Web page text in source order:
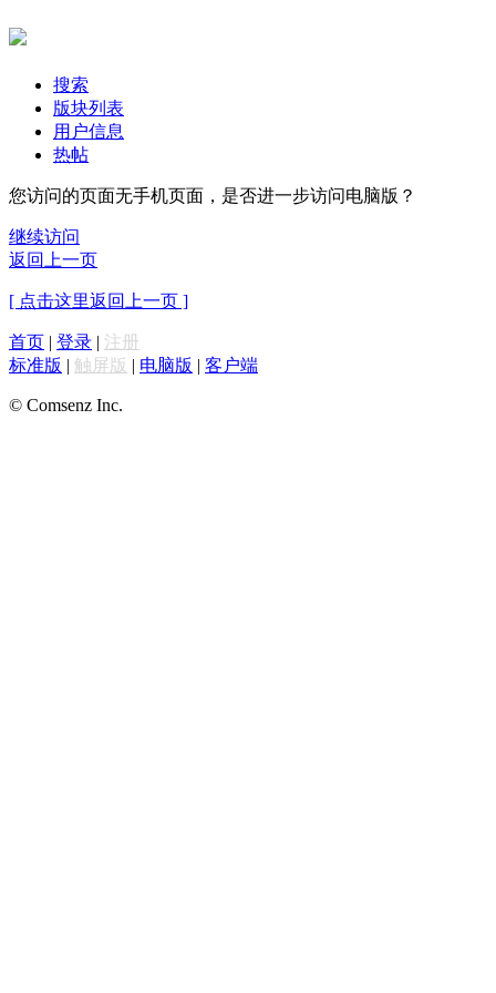
搜索
版块列表
用户信息
热帖
您访问的页面无手机页面，是否进一步访问电脑版？
继续访问
返回上一页
[ 点击这里返回上一页 ]
首页 | 登录 | 注册
标准版 | 触屏版 | 电脑版 | 客户端
© Comsenz Inc.